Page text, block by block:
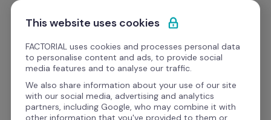
Ir al contenido
Empieza gratis
¿Te gustaría saber más
sobre esta integración?
This website uses cookies
FACTORIAL uses cookies and processes personal data
to personalise content and ads, to provide social
media features and to analyse our traffic.
We also share information about your use of our site
with our social media, advertising and analytics
partners, including Google, who may combine it with
other information that you've provided to them or